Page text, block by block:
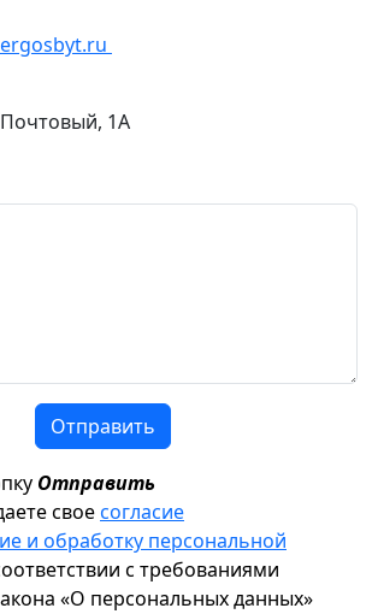
1А
Отправить
Отправить
своесогласие
и обработку персональной
с требованиями
«О персональных данных»